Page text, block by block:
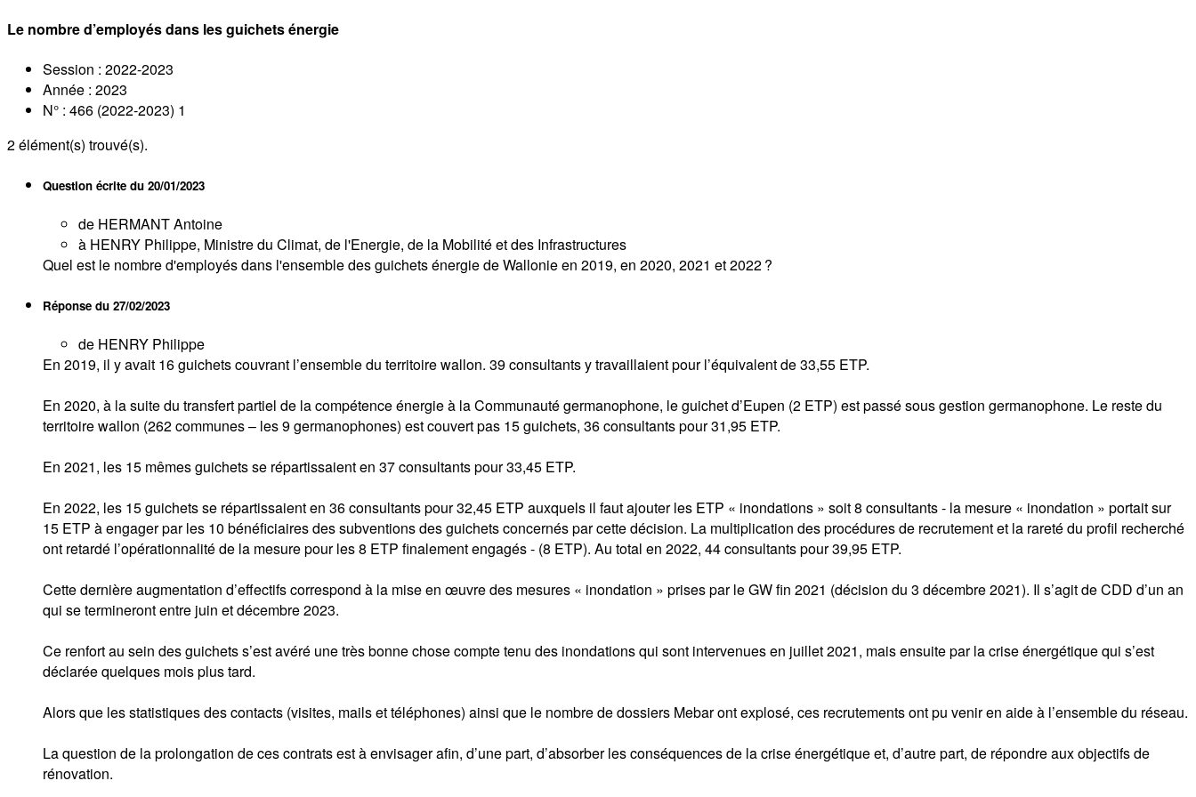
Le nombre d’employés dans les guichets énergie
Session : 2022-2023
Année : 2023
N° : 466 (2022-2023) 1
2élément(s) trouvé(s).
Question écrite du 20/01/2023
de HERMANT Antoine
à HENRY Philippe, Ministre du Climat, de l'Energie, de la Mobilité et des Infrastructures
Quel est le nombre d'employés dans l'ensemble des guichets énergie de Wallonie en 2019, en 2020, 2021 et 2022 ?
Réponse du 27/02/2023
de HENRY Philippe
En 2019, il y avait 16 guichets couvrant l’ensemble du territoire wallon. 39 consultants y travaillaient pour l’équivalent de 33,55 ETP.
En 2020, à la suite du transfert partiel de la compétence énergie à la Communauté germanophone, le guichet d’Eupen (2 ETP) est passé sous gestion germanophone. Le reste du
territoire wallon (262 communes – les 9 germanophones) est couvert pas 15 guichets, 36 consultants pour 31,95 ETP.
En 2021, les 15 mêmes guichets se répartissaient en 37 consultants pour 33,45 ETP.
En 2022, les 15 guichets se répartissaient en 36 consultants pour 32,45 ETP auxquels il faut ajouter les ETP « inondations » soit 8 consultants - la mesure « inondation » portait sur
15 ETP à engager par les 10 bénéficiaires des subventions des guichets concernés par cette décision. La multiplication des procédures de recrutement et la rareté du profil recherché
ont retardé l’opérationnalité de la mesure pour les 8 ETP finalement engagés - (8 ETP). Au total en 2022, 44 consultants pour 39,95 ETP.
Cette dernière augmentation d’effectifs correspond à la mise en œuvre des mesures « inondation » prises par le GW fin 2021 (décision du 3 décembre 2021). Il s’agit de CDD d’un an
qui se termineront entre juin et décembre 2023.
Ce renfort au sein des guichets s’est avéré une très bonne chose compte tenu des inondations qui sont intervenues en juillet 2021, mais ensuite par la crise énergétique qui s’est
déclarée quelques mois plus tard.
Alors que les statistiques des contacts (visites, mails et téléphones) ainsi que le nombre de dossiers Mebar ont explosé, ces recrutements ont pu venir en aide à l’ensemble du réseau.
La question de la prolongation de ces contrats est à envisager afin, d’une part, d’absorber les conséquences de la crise énergétique et, d’autre part, de répondre aux objectifs de
rénovation.